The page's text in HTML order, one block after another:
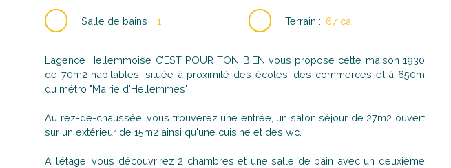
Salle de bains : 1 Terrain : 67 ca
L’agence Hellemmoise C’EST POUR TON BIEN vous propose cette maison 1930
de 70m2 habitables, située à proximité des écoles, des commerces et à 650m
du métro "Mairie d'Hellemmes"
Au rez-de-chaussée, vous trouverez une entrée, un salon séjour de 27m2 ouvert
sur un extérieur de 15m2 ainsi qu'une cuisine et des wc.
À l’étage, vous découvrirez 2 chambres et une salle de bain avec un deuxième